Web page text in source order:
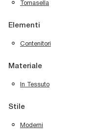
Tomasella
Elementi
Contenitori
Materiale
In Tessuto
Stile
Moderni